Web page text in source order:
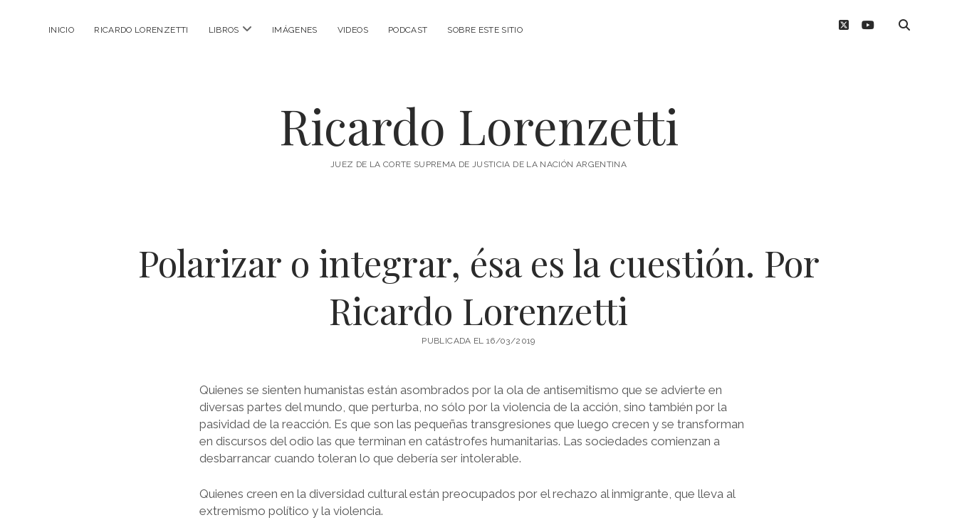
INICIO RICARDO LORENZETTI LIBROS abrir
IMÁGENES VIDEOS PODCAST SOBRE ESTE SITIO twitteryoutube
Ricardo Lorenzetti
JUEZ DE LA CORTE SUPREMA DE JUSTICIA DE LA NACIÓN ARGENTINA
Polarizar o integrar, ésa es la cuestión. Por
Ricardo Lorenzetti
PUBLICADA EL 16/03/2019
Quienes se sienten humanistas están asombrados por la ola de antisemitismo que se advierte en
diversas partes del mundo, que perturba, no sólo por la violencia de la acción, sino también por la
pasividad de la reacción. Es que son las pequeñas transgresiones que luego crecen y se transforman
en discursos del odio las que terminan en catástrofes humanitarias. Las sociedades comienzan a
desbarrancar cuando toleran lo que debería ser intolerable.
Quienes creen en la diversidad cultural están preocupados por el rechazo al inmigrante, que lleva al
extremismo político y la violencia.